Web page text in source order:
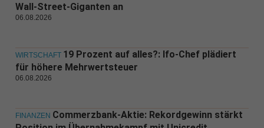
Wall-Street-Giganten an
06.08.2026
WIRTSCHAFT 19 Prozent auf alles?: Ifo-Chef plädiert
für höhere Mehrwertsteuer
06.08.2026
FINANZEN Commerzbank-Aktie: Rekordgewinn stärkt